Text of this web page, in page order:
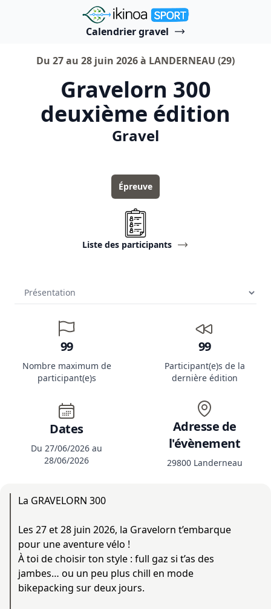
"Ikinoa Sport"
Calendrier gravel
Du 27 au 28 juin 2026 à LANDERNEAU (29)
Gravelorn 300
deuxième édition
Gravel
Épreuve
Liste des participants
99
Nombre maximum de
participant(e)s
99
Participant(e)s de la
dernière édition
Dates
Du 27/06/2026 au
28/06/2026
Adresse de
l'évènement
29800 Landerneau
La GRAVELORN 300
Les 27 et 28 juin 2026, la Gravelorn t’embarque
pour une aventure vélo !
À toi de choisir ton style : full gaz si t’as des
jambes… ou un peu plus chill en mode
bikepacking sur deux jours.